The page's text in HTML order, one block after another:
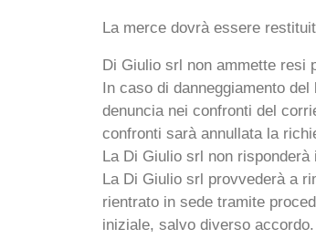
La merce dovrà essere
Di Giulio srl non ammette resi
In caso di danneggiamento
denuncia nei confronti del
confronti sarà annullata la
La Di Giulio srl non
La Di Giulio srl provvederà a
rientrato in sede tramite
iniziale, salvo diverso